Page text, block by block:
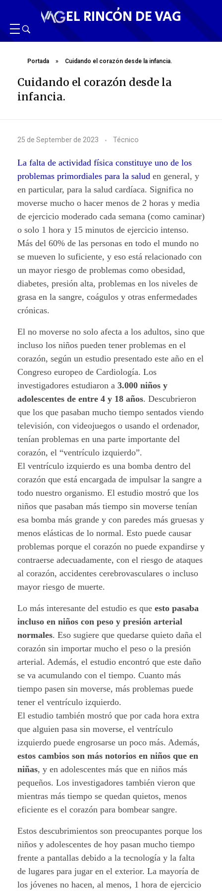
EL RINCÓN DE VAG
Portada » Cuidando el corazón desde la infancia.
Cuidando el corazón desde la
infancia.
C
u
i
d
a
n
d
o
e
c
o
r
a
z
ó
n
d
e
s
d
e
l
a
i
n
f
a
n
c
i
a
.
25 de September de 2023 Técnico
La falta de actividad física constituye uno de los
problemas primordiales para la salud en general, y
en particular, para la salud cardíaca. Significa no
moverse mucho o hacer menos de 2 horas y media
de ejercicio moderado cada semana (como caminar)
o solo 1 hora y 15 minutos de ejercicio intenso.
Más del 60% de las personas en todo el mundo no
se mueven lo suficiente, y eso está relacionado con
un mayor riesgo de problemas como obesidad,
diabetes, presión alta, problemas en los niveles de
grasa en la sangre, coágulos y otras enfermedades
crónicas.
El no moverse no solo afecta a los adultos, sino que
incluso los niños pueden tener problemas en el
corazón, según un estudio presentado este año en el
Congreso europeo de Cardiología. Los
investigadores estudiaron a 3.000 niños y
adolescentes de entre 4 y 18 años. Descubrieron
que los que pasaban mucho tiempo sentados viendo
televisión, con videojuegos o usando el ordenador,
tenían problemas en una parte importante del
corazón, el “ventrículo izquierdo”.
El ventrículo izquierdo es una bomba dentro del
corazón que está encargada de impulsar la sangre a
todo nuestro organismo. El estudio mostró que los
niños que pasaban más tiempo sin moverse tenían
esa bomba más grande y con paredes más gruesas y
menos elásticas de lo normal. Esto puede causar
problemas porque el corazón no puede expandirse y
contraerse adecuadamente, con el riesgo de ataques
al corazón, accidentes cerebrovasculares o incluso
mayor riesgo de muerte.
Lo más interesante del estudio es que esto pasaba
incluso en niños con peso y presión arterial
normales. Eso sugiere que quedarse quieto daña el
corazón sin importar mucho el peso o la presión
arterial. Además, el estudio encontró que este daño
se va acumulando con el tiempo. Cuanto más
tiempo pasen sin moverse, más problemas puede
tener el ventrículo izquierdo.
El estudio también mostró que por cada hora extra
que alguien pasa sin moverse, el ventrículo
izquierdo puede engrosarse un poco más. Además,
estos cambios son más notorios en niños que en
niñas, y en adolescentes más que en niños más
pequeños. Los investigadores también vieron que
mientras más tiempo se quedan quietos, menos
eficiente es el corazón para bombear sangre.
Estos descubrimientos son preocupantes porque los
niños y adolescentes de hoy pasan mucho tiempo
frente a pantallas debido a la tecnología y la falta
de lugares para jugar en el exterior. La mayoría de
los jóvenes no hacen, al menos, 1 hora de ejercicio